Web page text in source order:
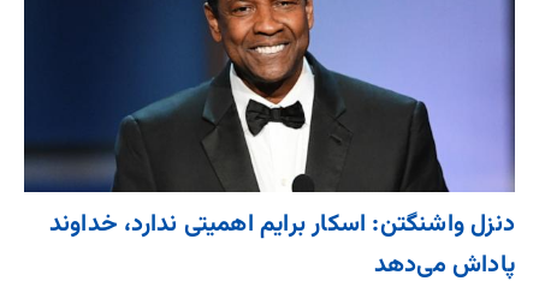
دنزل واشنگتن: اسکار برایم اهمیتی ندارد، خداوند
پاداش می‌دهد